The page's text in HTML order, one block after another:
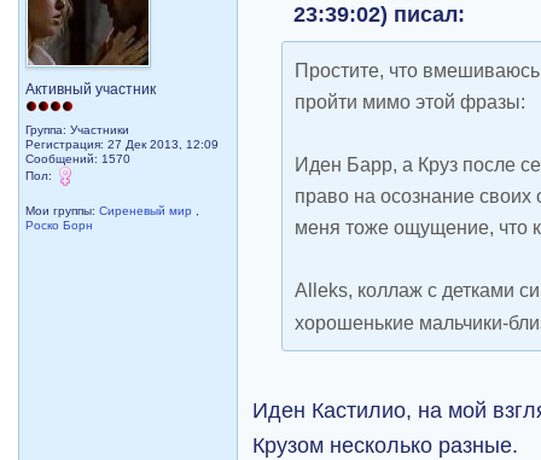
Активный участник
Группа: Участники
Регистрация: 27 Дек 2013, 12:09
Сообщений: 1570
Пол:
Мои группы:Сиреневый мир
Роско Борн
23:39:02) писал:
Простите, что
пройти мимо этой фразы:
Иден Барр, а Круз после
право на осознание
меня тоже ощущение, что
Alleks, коллаж с детками
хорошенькие мальчики-
Иден Кастилио, на мой
Крузом несколько разные.